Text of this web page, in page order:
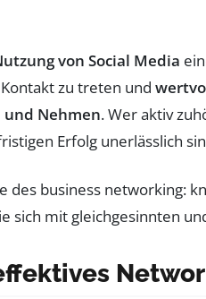
von Social Media
zu treten und
und Nehmen. Wer aktiv
Erfolg unerlässlich